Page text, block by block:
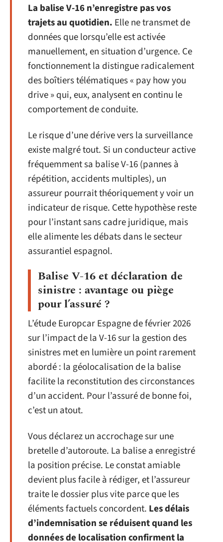
La balise V-16 n’enregistre pas vos
trajets au quotidien. Elle ne transmet de
données que lorsqu’elle est activée
manuellement, en situation d’urgence. Ce
fonctionnement la distingue radicalement
des boîtiers télématiques « pay how you
drive » qui, eux, analysent en continu le
comportement de conduite.
Le risque d’une dérive vers la surveillance
existe malgré tout. Si un conducteur active
fréquemment sa balise V-16 (pannes à
répétition, accidents multiples), un
assureur pourrait théoriquement y voir un
indicateur de risque. Cette hypothèse reste
pour l’instant sans cadre juridique, mais
elle alimente les débats dans le secteur
assurantiel espagnol.
Balise V-16 et déclaration de
sinistre : avantage ou piège
pour l’assuré ?
L’étude Europcar Espagne de février 2026
sur l’impact de la V-16 sur la gestion des
sinistres met en lumière un point rarement
abordé : la géolocalisation de la balise
facilite la reconstitution des circonstances
d’un accident. Pour l’assuré de bonne foi,
c’est un atout.
Vous déclarez un accrochage sur une
bretelle d’autoroute. La balise a enregistré
la position précise. Le constat amiable
devient plus facile à rédiger, et l’assureur
traite le dossier plus vite parce que les
éléments factuels concordent. Les délais
d’indemnisation se réduisent quand les
données de localisation confirment la